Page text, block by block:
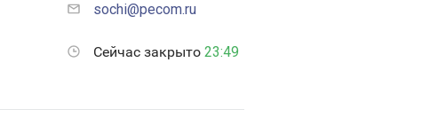
sochi@pecom.ru
Сейчас закрыто 23:49